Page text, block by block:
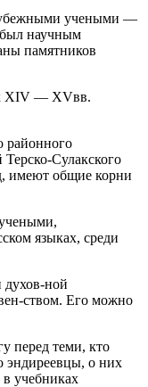
учеными —
научным
памятников
к XIV — XVвв.
районного
Сулакского
имеют общие корни
языках, среди
духов-ной
ством. Его можно
перед теми, кто
эндиреевцы, о них
учебниках